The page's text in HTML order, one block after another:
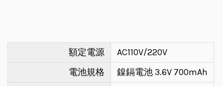
額定電源
AC110V/220V
電池規格
鎳鎘電池 3.6V 700mAh